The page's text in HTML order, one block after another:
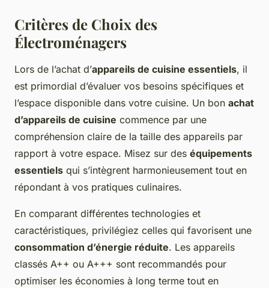
Critères de Choix des
Électroménagers
Lors de l’achat d’appareils de cuisine essentiels, il
est primordial d’évaluer vos besoins spécifiques et
l’espace disponible dans votre cuisine. Un bon achat
d’appareils de cuisine commence par une
compréhension claire de la taille des appareils par
rapport à votre espace. Misez sur des équipements
essentiels qui s’intègrent harmonieusement tout en
répondant à vos pratiques culinaires.
En comparant différentes technologies et
caractéristiques, privilégiez celles qui favorisent une
consommation d’énergie réduite. Les appareils
classés A++ ou A+++ sont recommandés pour
optimiser les économies à long terme tout en